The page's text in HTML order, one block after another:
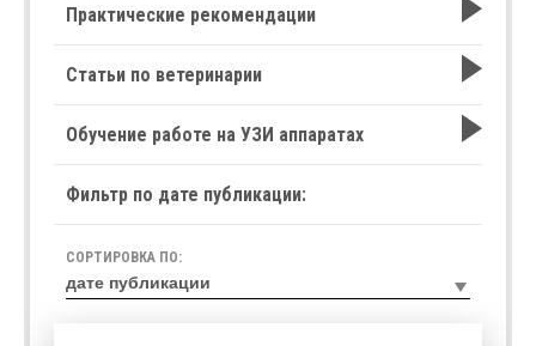
Практические рекомендации
Статьи по ветеринарии
Обучение работе на УЗИ аппаратах
Фильтр по дате публикации:
СОРТИРОВКА ПО: